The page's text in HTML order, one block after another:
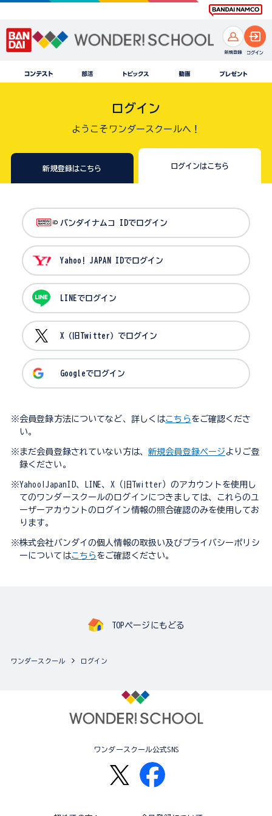
ログイン
ようこそワンダースクールへ！
新規登録はこちら ログインはこちら
バンダイナムコ IDでログイン
Yahoo! JAPAN IDでログイン
LINEでログイン
X（旧Twitter）でログイン
Googleでログイン
※会員登録方法についてなど、詳しくはこちら をご確認くださ
い。
※まだ会員登録されていない方は、 新規会員登録ページ よりご登
録ください。
※Yahoo!JapanID、LINE、X（旧Twitter）のアカウントを使用し
てのワンダースクールのログインにつきましては、これらのユ
ーザーアカウントのログイン情報の照合確認のみを使用してお
ります。
※株式会社バンダイの個人情報の取扱い及びプライバシーポリシ
ーについてはこちら をご確認ください。
TOPページにもどる
ワンダースクール ログイン
ワンダースクール公式SNS